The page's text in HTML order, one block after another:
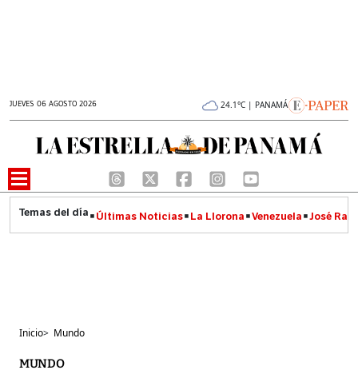
JUEVES 06 AGOSTO 2026 24.1°C | PANAMÁ
Últimas Noticias La Llorona Venezuela José
Inicio> Mundo
MUNDO